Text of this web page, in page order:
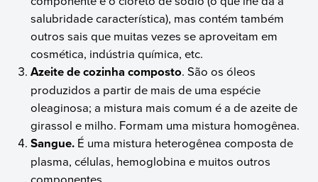
salubridade característica), mas contém também
outros sais que muitas vezes se aproveitam em
cosmética, indústria química, etc.
Azeite de cozinha composto. São os óleos
produzidos a partir de mais de uma espécie
oleaginosa; a mistura mais comum é a de azeite de
girassol e milho. Formam uma mistura homogênea.
Sangue. É uma mistura heterogênea composta de
plasma, células, hemoglobina e muitos outros
componentes.